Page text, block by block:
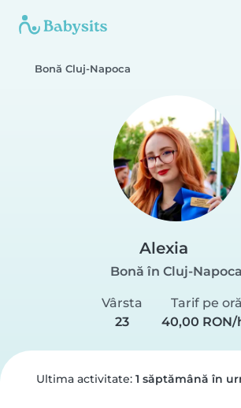
Bonă Cluj-Napoca
Alexia
Bonă în Cluj-Napoca
Vârsta
23
Tarif pe oră
40,00 RON/
Ultima activitate: 1 săptămână în